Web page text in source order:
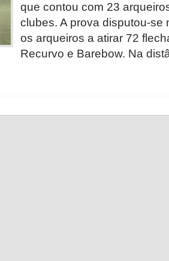
que contou com 23
clubes. A prova disputou-se
os arqueiros a atirar 72
Recurvo e Barebow. Na